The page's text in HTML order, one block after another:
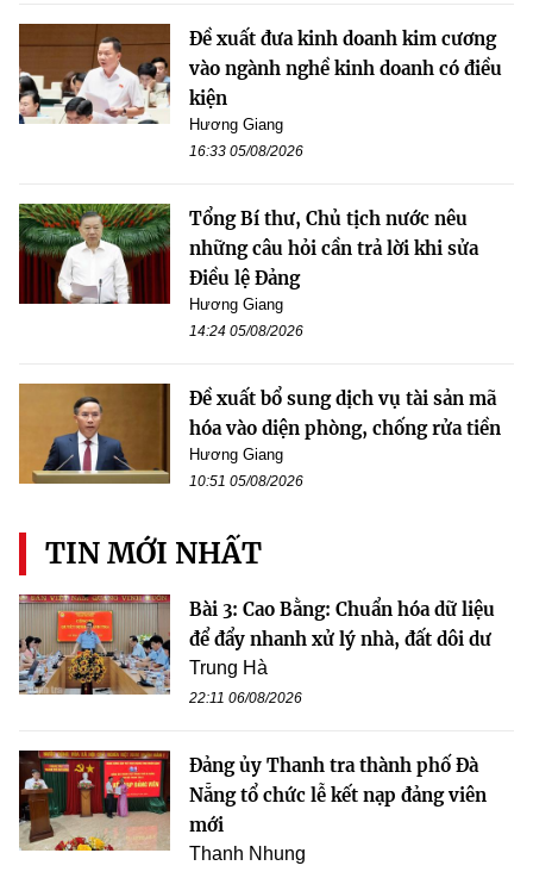
Đề xuất đưa kinh doanh kim cương
vào ngành nghề kinh doanh có điều
kiện
Hương Giang
16:33 05/08/2026
Tổng Bí thư, Chủ tịch nước nêu
những câu hỏi cần trả lời khi sửa
Điều lệ Đảng
Hương Giang
14:24 05/08/2026
Đề xuất bổ sung dịch vụ tài sản mã
hóa vào diện phòng, chống rửa tiền
Hương Giang
10:51 05/08/2026
TIN MỚI NHẤT
Bài 3: Cao Bằng: Chuẩn hóa dữ liệu
để đẩy nhanh xử lý nhà, đất dôi dư
Trung Hà
22:11 06/08/2026
Đảng ủy Thanh tra thành phố Đà
Nẵng tổ chức lễ kết nạp đảng viên
mới
Thanh Nhung